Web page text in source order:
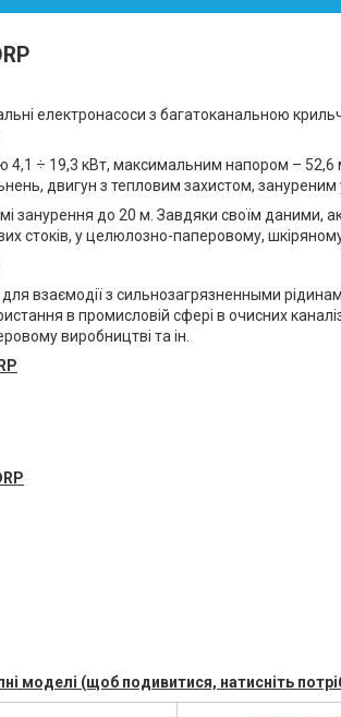
електронасоси з багатоканальною
4,1 ÷ 19,3 кВт, максимальним напором –
двигун з тепловим захистом, зануреним
до 20 м. Завдяки своїм даними,
стоків, у целюлозно-паперовому, шкіряному
для взаємодії з сильнозагрязненными
в промисловій сфері в очисних
виробництві та ін.
моделі (щоб подивитися, натисніть